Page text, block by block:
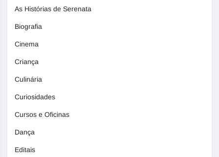
As Histórias de Serenata
Biografia
Cinema
Criança
Culinária
Curiosidades
Cursos e Oficinas
Dança
Editais